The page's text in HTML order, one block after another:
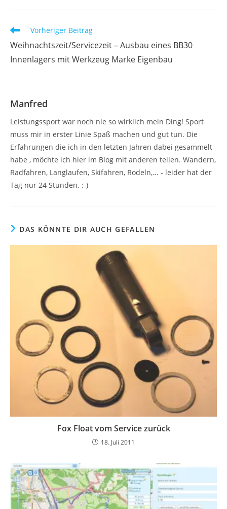
Weitere
ansehen
Vorheriger Beitrag
Weihnachtszeit/Servicezeit – Ausbau eines BB30
Innenlagers mit Werkzeug Marke Eigenbau
Manfred
Leistungssport war noch nie so wirklich mein Ding! Sport
muss mir in erster Linie Spaß machen und gut tun. Die
Erfahrungen die ich in den letzten Jahren dabei gesammelt
habe , möchte ich hier im Blog mit anderen teilen. Wandern,
Radfahren, Langlaufen, Skifahren, Rodeln,... - leider hat der
Tag nur 24 Stunden. :-)
DAS KÖNNTE DIR AUCH GEFALLEN
Fox Float vom Service zurück
18. Juli 2011